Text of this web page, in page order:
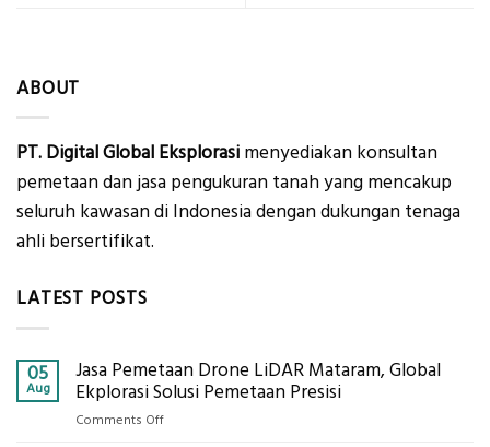
ABOUT
PT. Digital Global Eksplorasi menyediakan konsultan
pemetaan dan jasa pengukuran tanah yang mencakup
seluruh kawasan di Indonesia dengan dukungan tenaga
ahli bersertifikat.
LATEST POSTS
05
Aug
Jasa Pemetaan Drone LiDAR Mataram, Global
Ekplorasi Solusi Pemetaan Presisi
Comments Offon